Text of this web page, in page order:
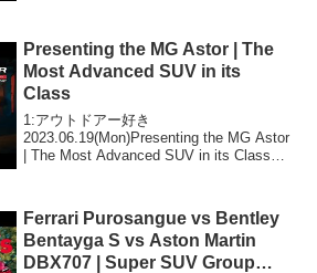
ドアー好き2024.03.31(Sun)...
Presenting the MG Astor | The
Most Advanced SUV in its
Class
1:アウトドアー好き
2023.06.19(Mon)Presenting the MG Astor
| The Most Advanced SUV in its Classっ
Ferrari Purosangue vs Bentley
Bentayga S vs Aston Martin
DBX707 | Super SUV Group